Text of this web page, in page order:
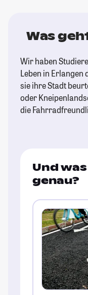
Was
Wir haben
Leben in Erlangen
sie ihre Stadt
oder
die
Und
genau?